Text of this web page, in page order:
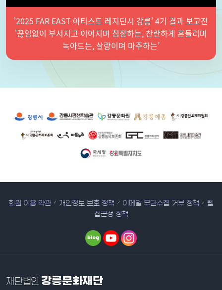
'2025 FAR EAST 아티스트 레지던시 강릉' 4기 결과 보고전
'끊임없이 부서지고 이어지며 침잠하는, 찬란하게 흔들리며
녹아드는, 살랑이며 마주하는’
회원 이용 약관 개인정보 보호 정책 이메일 무단수집 거부 정책
웹
접근성 정책
재단법인 강릉문화재단